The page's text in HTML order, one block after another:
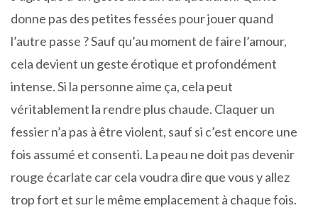
donne pas des petites fessées pour jouer quand
l’autre passe ? Sauf qu’au moment de faire l’amour,
cela devient un geste érotique et profondément
intense. Si la personne aime ça, cela peut
véritablement la rendre plus chaude. Claquer un
fessier n’a pas à être violent, sauf si c’est encore une
fois assumé et consenti. La peau ne doit pas devenir
rouge écarlate car cela voudra dire que vous y allez
trop fort et sur le même emplacement à chaque fois.